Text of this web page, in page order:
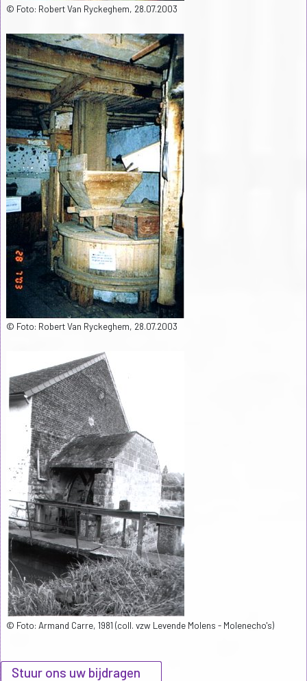
© Foto: Robert Van Ryckeghem, 28.07.2003
© Foto: Robert Van Ryckeghem, 28.07.2003
© Foto: Armand Carre, 1981 (coll. vzw Levende Molens - Molenecho's)
Stuur ons uw bijdragen